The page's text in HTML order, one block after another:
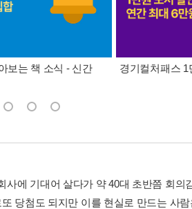
보는 책 소식 - 신간
경기컬처패스 1
에 기대어 살다가 약 40대 초반쯤 회의
당첨도 되지만 이를 현실로 만드는 사